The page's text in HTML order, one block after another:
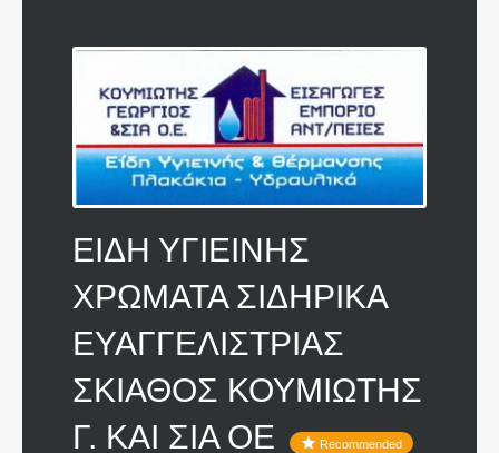
ΕΙΔΗ ΥΓΙΕΙΝΗΣ
ΧΡΩΜΑΤΑ ΣΙΔΗΡΙΚΑ
ΕΥΑΓΓΕΛΙΣΤΡΙΑΣ
ΣΚΙΑΘΟΣ ΚΟΥΜΙΩΤΗΣ
Γ. ΚΑΙ ΣΙΑ ΟΕ
Recommended